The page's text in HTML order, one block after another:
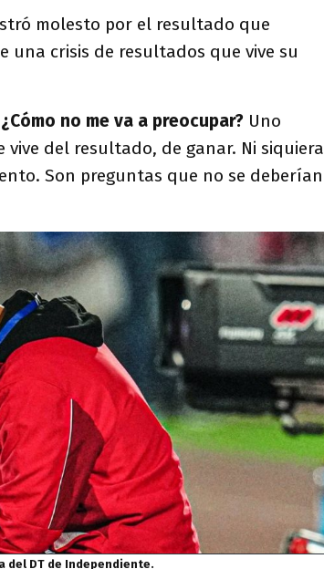
molesto por el resultado que
una crisis de resultados que vive su
no me va a preocupar? Uno
del resultado, de ganar. Ni siquiera
Son preguntas que no se deberían
del DT de Independiente.